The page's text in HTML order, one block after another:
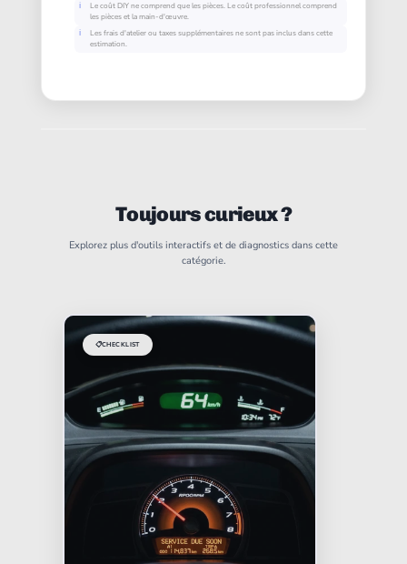
Le coût DIY ne comprend que les pièces. Le coût professionnel comprend
les pièces et la main-d'œuvre.
Les frais d'atelier ou taxes supplémentaires ne sont pas inclus dans cette
estimation.
Toujours curieux ?
Explorez plus d'outils interactifs et de diagnostics dans cette
catégorie.
📋CHECKLIST